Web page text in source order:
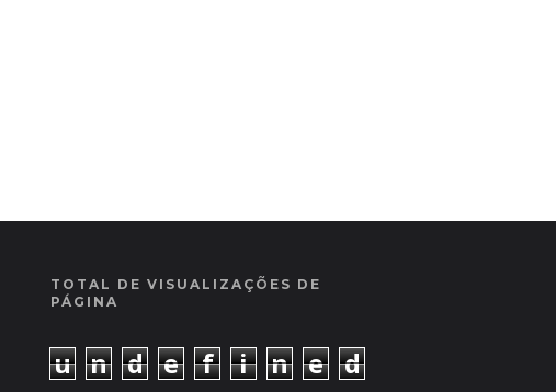
TOTAL DE VISUALIZAÇÕES DE
PÁGINA
u n d e f i n e d